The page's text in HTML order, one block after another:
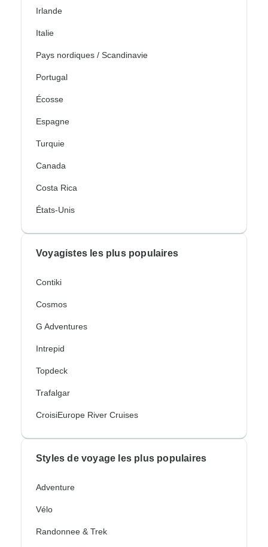
Irlande
Italie
Pays nordiques / Scandinavie
Portugal
Écosse
Espagne
Turquie
Canada
Costa Rica
États-Unis
Voyagistes les plus populaires
Contiki
Cosmos
G Adventures
Intrepid
Topdeck
Trafalgar
CroisiEurope River Cruises
Styles de voyage les plus populaires
Adventure
Vélo
Randonnee & Trek